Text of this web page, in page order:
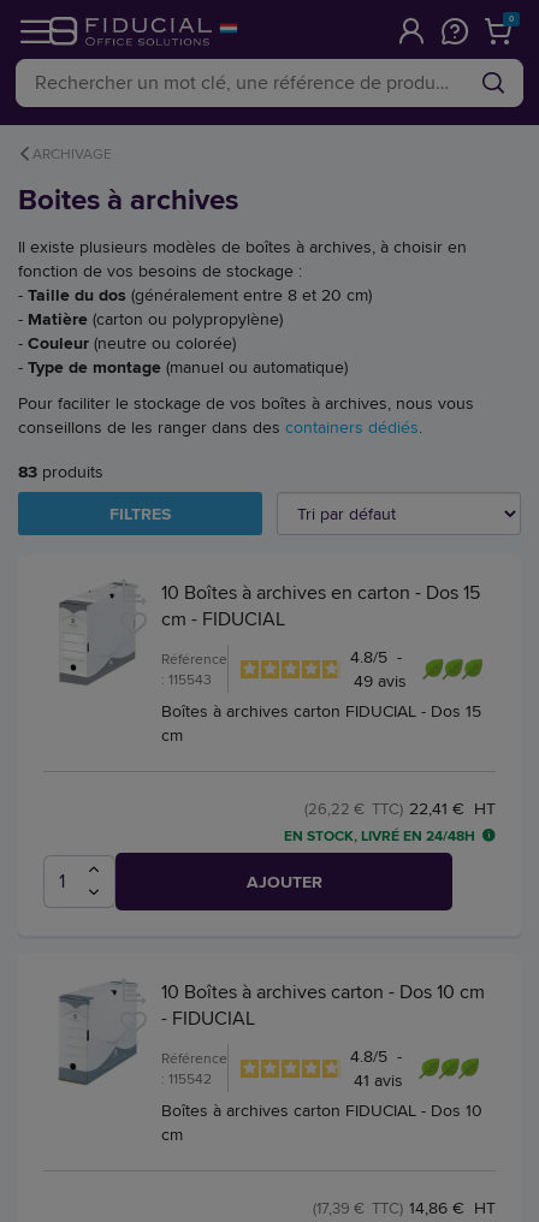
0
ARCHIVAGE
Boites à archives
Il existe plusieurs modèles de boîtes à archives, à choisir en
fonction de vos besoins de stockage :
- Taille du dos (généralement entre 8 et 20 cm)
- Matière (carton ou polypropylène)
- Couleur (neutre ou colorée)
- Type de montage (manuel ou automatique)
Pour faciliter le stockage de vos boîtes à archives, nous vous
conseillons de les ranger dans des containers dédiés.
83 produits
FILTRES
10 Boîtes à archives en carton - Dos 15
cm - FIDUCIAL
Référence
: 115543
4.8/5 -
49 avis
Boîtes à archives carton FIDUCIAL - Dos 15
cm
22,41 € HT
(26,22 € TTC)
EN STOCK, LIVRÉ EN 24/48H
AJOUTER
10 Boîtes à archives carton - Dos 10 cm
- FIDUCIAL
Référence
: 115542
4.8/5 -
41 avis
Boîtes à archives carton FIDUCIAL - Dos 10
cm
14,86 € HT
(17,39 € TTC)